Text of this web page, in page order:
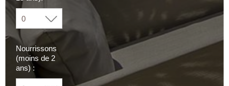
Nourrissons
(moins de 2
ans) :